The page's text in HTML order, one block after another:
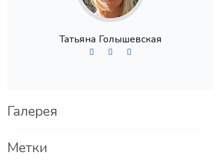
Татьяна Голышевская
Галерея
Метки